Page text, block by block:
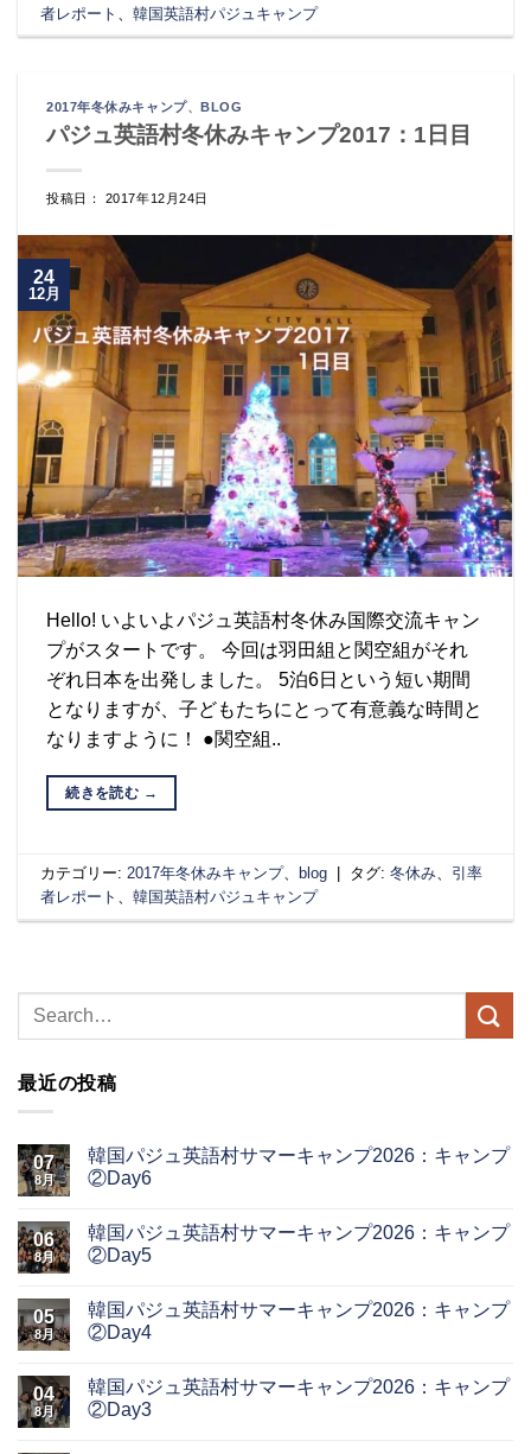
者レポート
、韓国英語村パジュキャンプ
2017年冬休みキャンプ、BLOG
パジュ英語村冬休みキャンプ2017：1日目
投稿日： 2017年12月24日
24
12月
Hello! いよいよパジュ英語村冬休み国際交流キャン
プがスタートです。 今回は羽田組と関空組がそれ
ぞれ日本を出発しました。 5泊6日という短い期間
となりますが、子どもたちにとって有意義な時間と
なりますように！ ●関空組..
続きを読む →
カテゴリー:2017年冬休みキャンプ、 blog タグ:冬休み、 引率
者レポート 、韓国英語村パジュキャンプ
最近の投稿
07
8月
韓国パジュ英語村サマーキャンプ2026：キャンプ
②Day6
06
8月
韓国パジュ英語村サマーキャンプ2026：キャンプ
②Day5
05
8月
韓国パジュ英語村サマーキャンプ2026：キャンプ
②Day4
04
8月
韓国パジュ英語村サマーキャンプ2026：キャンプ
②Day3